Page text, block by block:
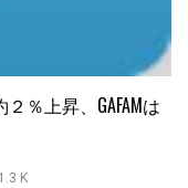
％上昇、GAFAMは
1.3 K